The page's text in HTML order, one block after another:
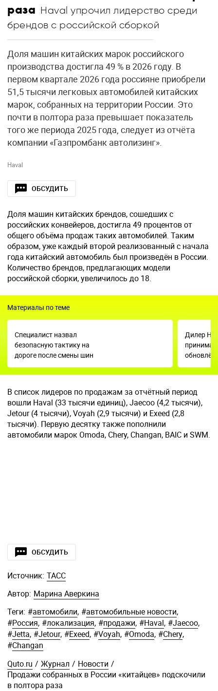
раза Haval упрочил лидерство среди
брендов с российской сборкой
Доля машин китайских марок российского
производства достигла 49 % в 2026 году. В
первом квартале 2026 года россияне приобрели
51,5 тысячи легковых автомобилей китайских
марок, собранных на территории России. Это
почти в полтора раза превышает показатель
того же периода 2025 года, следует из отчёта
компании «Газпромбанк автолизинг».
Haval
ОБСУДИТЬ
Доля машин китайских брендов, сошедших с
российских конвейеров, достигла 49 процентов от
общего объёма продаж таких автомобилей. Таким
образом, уже каждый второй реализованный с начала
года китайский автомобиль был произведён в России.
Количество брендов, предлагающих модели
российской сборки, увеличилось до 18.
Материалы по теме
Специалист назвал
безопасную тактику на
дороге после смены шин
Дилер
В список лидеров по продажам за отчётный период
вошли Haval (33 тысячи единиц), Jaecoo (4,2 тысячи),
Jetour (4 тысячи), Voyah (2,9 тысячи) и Exeed (2,8
тысячи). Первую десятку также пополнили
автомобили марок Omoda, Chery, Changan, BAIC и SWM.
ОБСУДИТЬ
Источник: ТАСС
Автор: Марина Аверкина
Теги: #автомобили, #автомобильные новости,
#Россия, #локализация, #продажи, #Haval, #Jaecoo,
#Jetta, #Jetour, #Exeed, #Voyah, #Omoda, #Chery,
#Changan
Quto.ru / Журнал / Новости /
Продажи собранных в России «китайцев» подскочили
в полтора раза